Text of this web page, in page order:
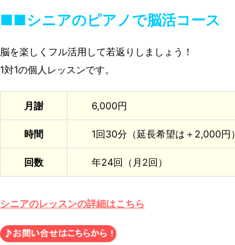
■■シニアのピアノで脳活コース
脳を楽しくフル活用して若返りしましょう！
1対1の個人レッスンです。
月謝 6,000円
時間 1回30分（延長希望は＋2,000円）
回数 年24回（月2回）
シニアのレッスンの詳細はこちら